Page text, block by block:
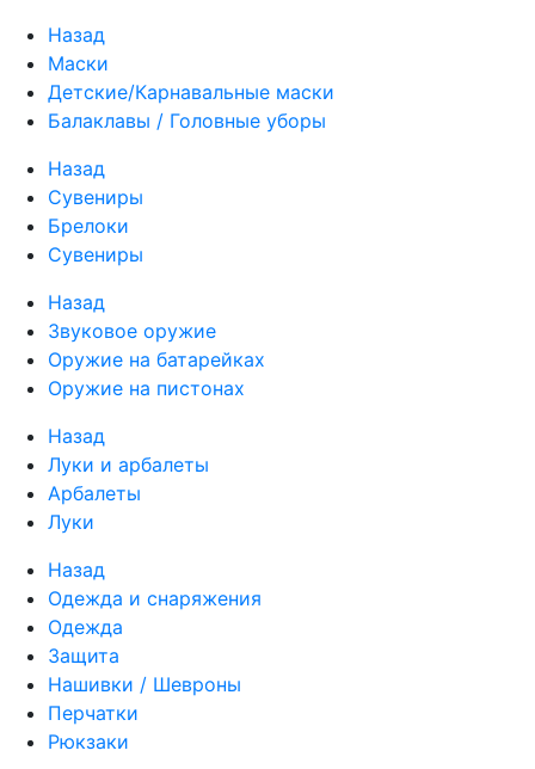
Назад
Маски
Детские/Карнавальные маски
Балаклавы / Головные уборы
Назад
Сувениры
Брелоки
Сувениры
Назад
Звуковое оружие
Оружие на батарейках
Оружие на пистонах
Назад
Луки и арбалеты
Арбалеты
Луки
Назад
Одежда и снаряжения
Одежда
Защита
Нашивки / Шевроны
Перчатки
Рюкзаки